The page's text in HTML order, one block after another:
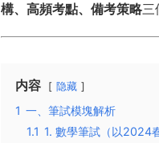
構、高頻考點、備考策略三
内容 隐藏
1 一、筆試模塊解析
1.1 1. 數學筆試（以2024